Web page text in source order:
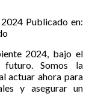
2024 Publicado en:
2024, bajo el
futuro. Somos la
actuar ahora para
y asegurar un